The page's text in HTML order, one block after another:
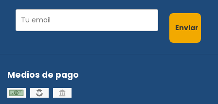
Enviar
Medios de pago